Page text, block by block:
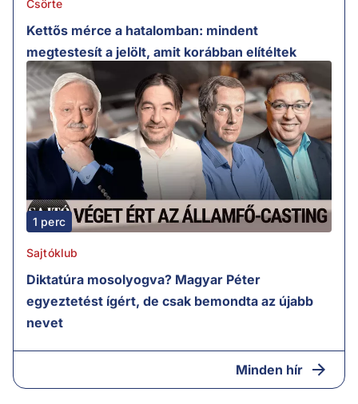
Csörte
Kettős mérce a hatalomban: mindent
megtestesít a jelölt, amit korábban elítéltek
1 perc
Sajtóklub
Diktatúra mosolyogva? Magyar Péter
egyeztetést ígért, de csak bemondta az újabb
nevet
Minden hír